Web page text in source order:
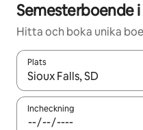
Semesterboende i
Hitta och boka unika
Plats
När resultaten är
Incheckning